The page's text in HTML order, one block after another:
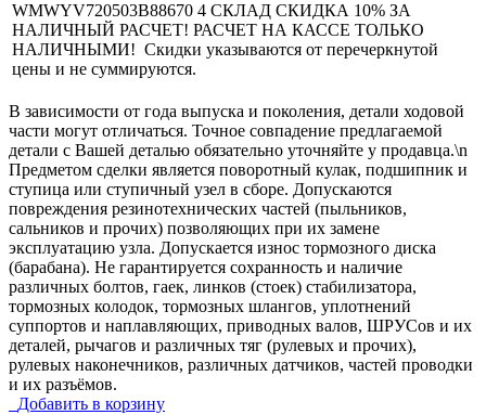
WMWYV720503B88670 4 СКЛАД СКИДКА 10% ЗА
НАЛИЧНЫЙ РАСЧЕТ! РАСЧЕТ НА КАССЕ ТОЛЬКО
НАЛИЧНЫМИ! Скидки указываются от перечеркнутой
цены и не суммируются.
В зависимости от года выпуска и поколения, детали ходовой
части могут отличаться. Точное совпадение предлагаемой
детали с Вашей деталью обязательно уточняйте у продавца.\n
Предметом сделки является поворотный кулак, подшипник и
ступица или ступичный узел в сборе. Допускаются
повреждения резинотехнических частей (пыльников,
сальников и прочих) позволяющих при их замене
эксплуатацию узла. Допускается износ тормозного диска
(барабана). Не гарантируется сохранность и наличие
различных болтов, гаек, линков (стоек) стабилизатора,
тормозных колодок, тормозных шлангов, уплотнений
суппортов и наплавляющих, приводных валов, ШРУСов и их
деталей, рычагов и различных тяг (рулевых и прочих),
рулевых наконечников, различных датчиков, частей проводки
и их разъёмов.
Добавить в корзину